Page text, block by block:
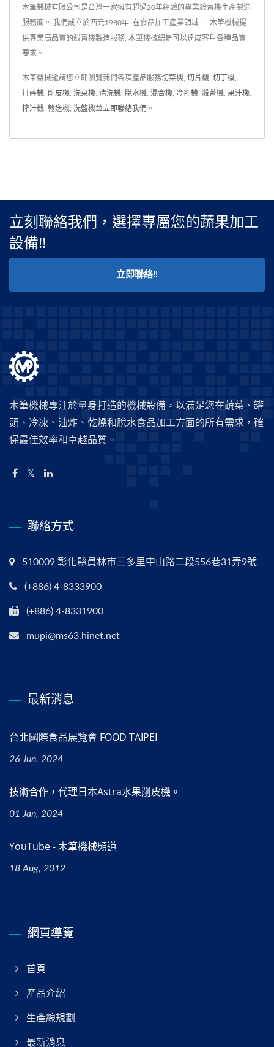
提供運輸過程中的穩定和平
衡。此外，我們的設備還整
合了輸送機和旋轉盤式輸送
機等自動化設備，實現了自
動化生產，大大縮短了製程
時間，提高了生產效率，為
您的生產提供了全面的解決
線的特點，與後端生產線、
連線冷凍機和包裝設備無縫
對接，實現了生產流程的無
斷時間，提高了生產效率。
此外，我們還注重安全設
計，加入了安全設置裝置，
木筆機械有限公司是台灣一家擁有超過20年經驗的專業殺菁機生產製造
服務商。 我們成立於西元1980年, 在食品加工產業領域上, 木筆機械提
供專業高品質的殺菁機製造服務, 木筆機械總是可以達成客戶各種品質
要求。
木筆機械邀請您立即瀏覽我們各項產品服務切菜機 切片機 切丁機
打碎機 削皮機 洗菜機 清洗機 脫水機 混合機 冷卻機 殺菁機 果汁機
榨汁機 輸送機 洗籃機並 立即聯絡我們 。
立刻聯絡我們，選擇專屬您的蔬果加工
設備!!
立即聯絡!!
木筆機械專注於量身打造的機械設備，以滿足您在蔬菜、罐
頭、冷凍、油炸、乾燥和脫水食品加工方面的所有需求，確
保最佳效率和卓越品質。
聯絡方式
510009 彰化縣員林市三多里中山路二段556巷31弄9號
(+886) 4-8333900
(+886) 4-8331900
mupi@ms63.hinet.net
最新消息
台北國際食品展覽會 FOOD TAIPEI
26 Jun, 2024
技術合作，代理日本Astra水果削皮機。
01 Jan, 2024
YouTube - 木筆機械頻道
18 Aug, 2012
網頁導覽
首頁
產品介紹
生產線規劃
最新消息